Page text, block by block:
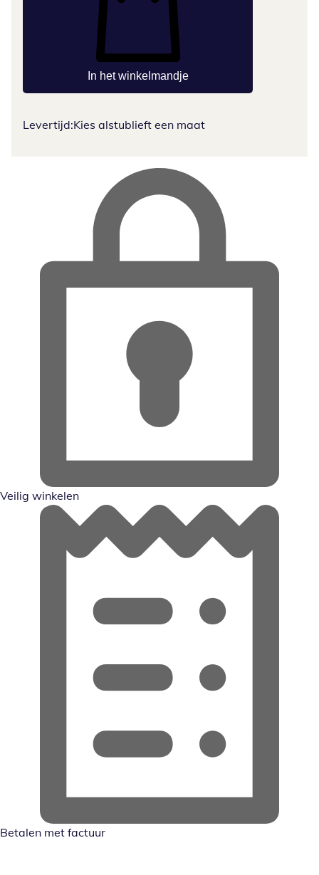
In het winkelmandje
Levertijd:Kies alstublieft een maat
Veilig winkelen
Betalen met factuur